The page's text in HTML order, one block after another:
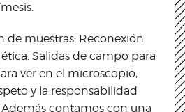
de muestras: Reconexión
Salidas de campo para
ver en el microscopio,
y la responsabilidad
contamos con una